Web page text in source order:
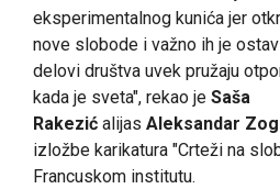
eksperimentalnog kunića jer
nove slobode i važno ih je
delovi društva uvek pružaju
kada je sveta", rekao je Saša
Rakezić alijas Aleksandar
izložbe karikatura "Crteži na
Francuskom institutu.